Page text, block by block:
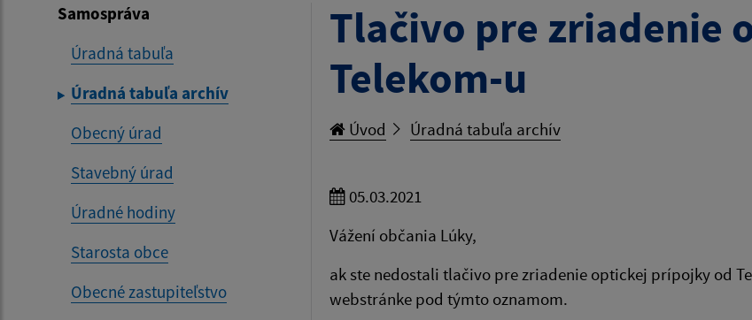
Samospráva
Úradná tabuľa
Úradná tabuľa archív
Obecný úrad
Stavebný úrad
Úradné hodiny
Starosta obce
Obecné zastupiteľstvo
Tlačivo pre zriadenie
Telekom-u
Úvod Úradná tabuľa archív
05.03.2021
Vážení občania Lúky,
ak ste nedostali tlačivo pre zriadenie optickej prípojky od
webstránke pod týmto oznamom.